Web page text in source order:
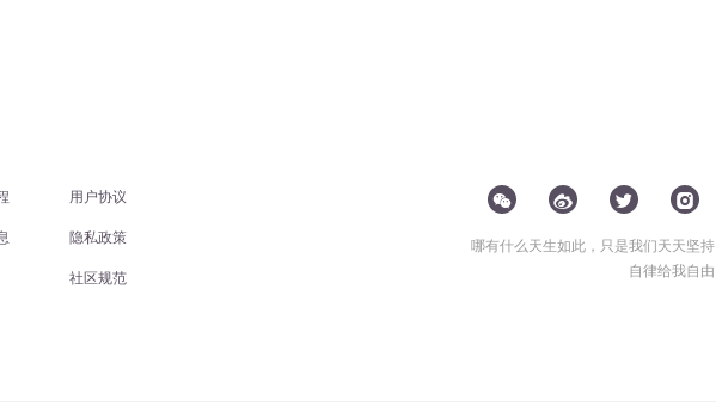
用户协议
隐私政策
社区规范
哪有什么天生如此，只是我们天天坚持
自律给我自由